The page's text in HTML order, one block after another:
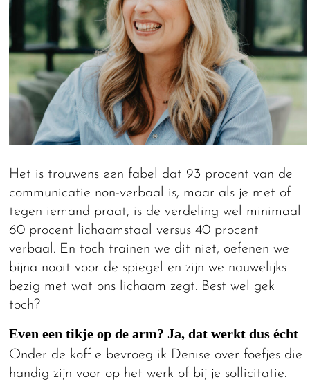
Het is trouwens een fabel dat 93 procent van de
communicatie non-verbaal is, maar als je met of
tegen iemand praat, is de verdeling wel minimaal
60 procent lichaamstaal versus 40 procent
verbaal. En toch trainen we dit niet, oefenen we
bijna nooit voor de spiegel en zijn we nauwelijks
bezig met wat ons lichaam zegt. Best wel gek
toch?
Even een tikje op de arm? Ja, dat werkt dus écht
Onder de koffie bevroeg ik Denise over foefjes die
handig zijn voor op het werk of bij je sollicitatie.